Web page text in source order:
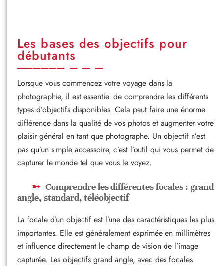
Les bases des objectifs pour
débutants
Lorsque vous commencez votre voyage dans la
photographie, il est essentiel de comprendre les différents
types d’objectifs disponibles. Cela peut faire une énorme
différence dans la qualité de vos photos et augmenter votre
plaisir général en tant que photographe. Un objectif n’est
pas qu’un simple accessoire, c’est l’outil qui vous permet de
capturer le monde tel que vous le voyez.
Comprendre les différentes focales : grand
angle, standard, téléobjectif
La focale d’un objectif est l’une des caractéristiques les plus
importantes. Elle est généralement exprimée en millimètres
et influence directement le champ de vision de l’image
capturée. Les objectifs grand angle, avec des focales